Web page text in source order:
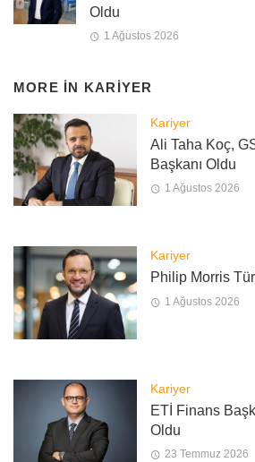
Oldu
1 Ağustos 2026
MORE IN KARIYER
Kariyer
Ali Taha Koç,
Başkanı Oldu
1 Ağustos 2026
Kariyer
Philip Morris
1 Ağustos 2026
Kariyer
ETİ Finans
Oldu
23 Temmuz 2026